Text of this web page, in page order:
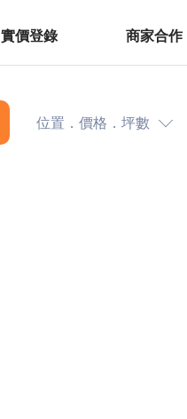
實價登錄 商家合作
位置．價格．坪數